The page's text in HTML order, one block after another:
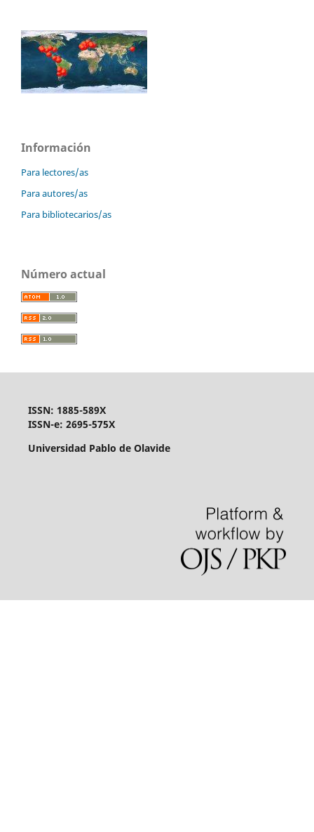
Información
Para lectores/as
Para autores/as
Para bibliotecarios/as
Número actual
ISSN: 1885-589X
ISSN-e: 2695-575X
Universidad Pablo de Olavide